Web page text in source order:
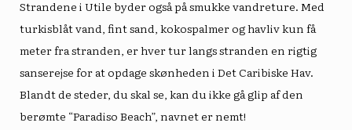
Strandene i Utile byder også på smukke vandreture. Med
turkisblåt vand, fint sand, kokospalmer og havliv kun få
meter fra stranden, er hver tur langs stranden en rigtig
sanserejse for at opdage skønheden i Det Caribiske Hav.
Blandt de steder, du skal se, kan du ikke gå glip af den
berømte “Paradiso Beach”, navnet er nemt!